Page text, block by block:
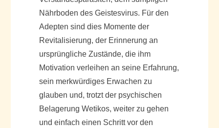
Nährboden des Geistesvirus. Für den
Adepten sind dies Momente der
Revitalisierung, der Erinnerung an
ursprüngliche Zustände, die ihm
Motivation verleihen an seine Erfahrung,
sein merkwürdiges Erwachen zu
glauben und, trotzt der psychischen
Belagerung Wetikos, weiter zu gehen
und einfach einen Schritt vor den